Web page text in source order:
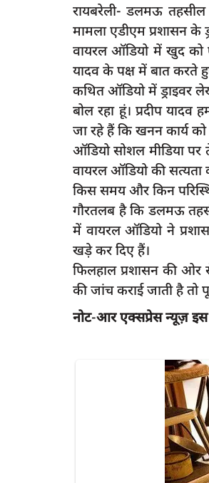
रायबरेली- डलमऊ
मामला एडीएम प्रशासन
वायरल ऑडियो में खुद को
यादव के पक्ष में बात करते
कथित ऑडियो में ड्राइवर
बोल रहा हूं। प्रदीप यादव
जा रहे हैं कि खनन कार्य
ऑडियो सोशल मीडिया पर
वायरल ऑडियो की सत्यता
किस समय और किन
गौरतलब है कि डलमऊ
में वायरल ऑडियो ने
खड़े कर दिए हैं।
फिलहाल प्रशासन की ओर
की जांच कराई जाती है
नोट-आरएक्सप्रेसन्यूज़इस
latest
Dec 5, 2022